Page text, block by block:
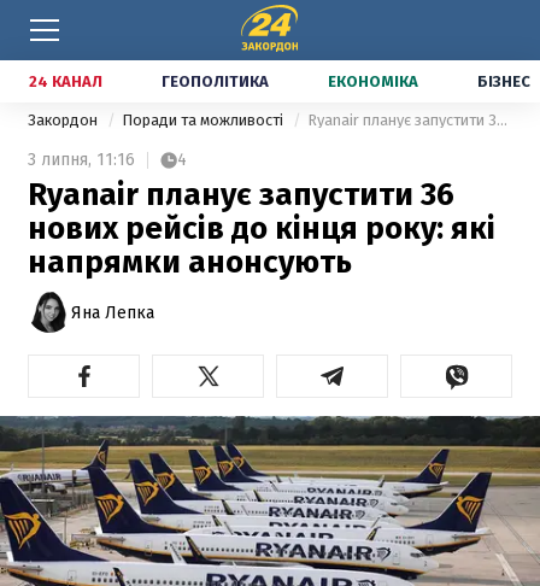
24 КАНАЛ ГЕОПОЛІТИКА ЕКОНОМІКА БІЗНЕС
Закордон Поради та можливості Ryanair планує запустити 36 нових рейсів до кінця року: які напрямки анонсують
3 липня, 11:16 4
Ryanair планує запустити 36
нових рейсів до кінця року: які
напрямки анонсують
Яна Лепка